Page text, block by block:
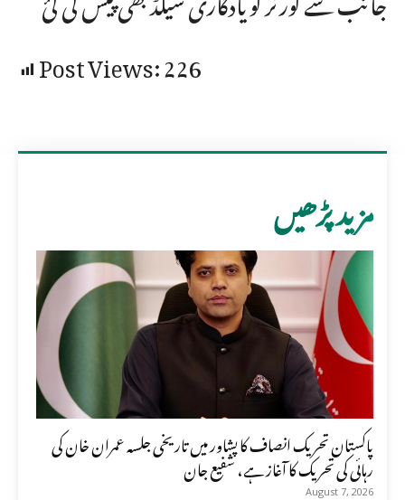
Post Views:226
مزید پڑھیں
پاکستان تحریک انصاف کا پشاور میں تاریخی جلسہ عمران خان کی
رہائی کی تحریک کا آغاز ہے، شفیع جان
August 7, 2026